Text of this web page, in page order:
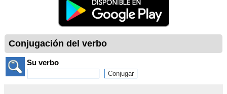
Conjugación del verbo
Su verbo